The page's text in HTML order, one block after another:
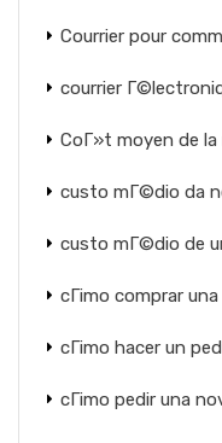
Courrier pour
courrier
CoГ»t moyen de
custo mГ©dio da
custo mГ©dio de
cГіmo comprar
cГіmo hacer un
cГіmo pedir una